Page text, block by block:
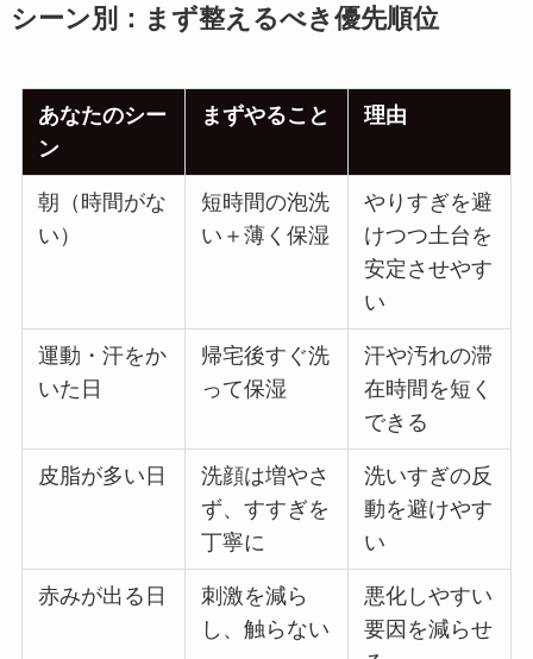
シーン別：まず整えるべき優先順位
あなたのシー
ン
まずやること 理由
朝（時間がな
い）
短時間の泡洗
い＋薄く保湿
やりすぎを避
けつつ土台を
安定させやす
い
運動・汗をか
いた日
帰宅後すぐ洗
って保湿
汗や汚れの滞
在時間を短く
できる
皮脂が多い日
洗顔は増やさ
ず、すすぎを
丁寧に
洗いすぎの反
動を避けやす
い
赤みが出る日
刺激を減ら
し、触らない
悪化しやすい
要因を減らせ